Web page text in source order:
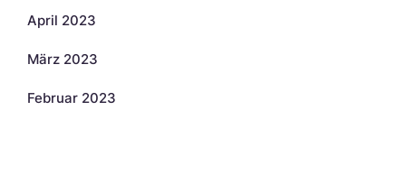
April 2023
März 2023
Februar 2023